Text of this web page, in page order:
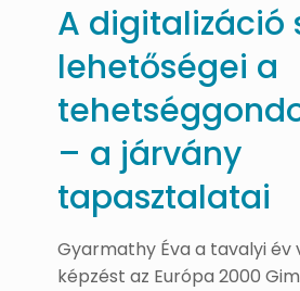
A digitalizáció
lehetőségei a
– a járvány
tapasztalatai
Gyarmathy Éva a tavalyi
képzést az Európa 2000